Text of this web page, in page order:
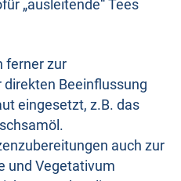
„ausleitende“ Tees
ferner zur
direkten Beeinflussung
eingesetzt, z.B. das
auch zur
und Vegetativum